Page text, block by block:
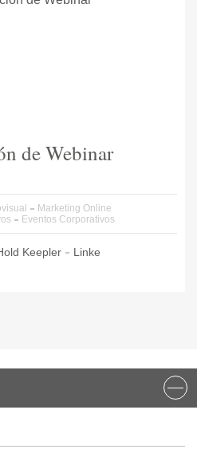
de Webinar
Marketing Online
Eventos Corporativos
Keepler Linke